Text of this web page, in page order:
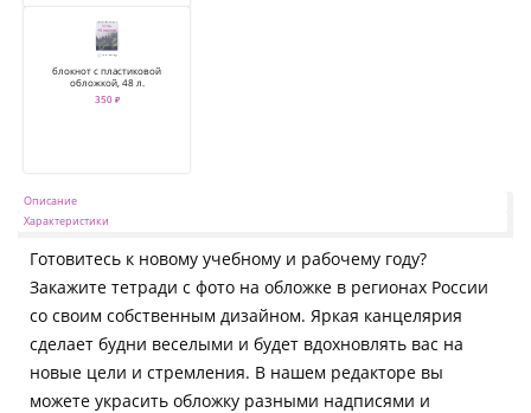
блокнот с пластиковой
обложкой, 48 л.
350 ₽
Описание
Характеристики
Готовитесь к новому учебному и рабочему году?
Закажите тетради с фото на обложке в регионах России
со своим собственным дизайном. Яркая канцелярия
сделает будни веселыми и будет вдохновлять вас на
новые цели и стремления. В нашем редакторе вы
можете украсить обложку разными надписями и